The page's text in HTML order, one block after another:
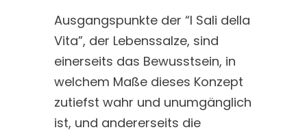
Ausgangspunkte der “I Sali della
Vita”, der Lebenssalze, sind
einerseits das Bewusstsein, in
welchem Maße dieses Konzept
zutiefst wahr und unumgänglich
ist, und andererseits die